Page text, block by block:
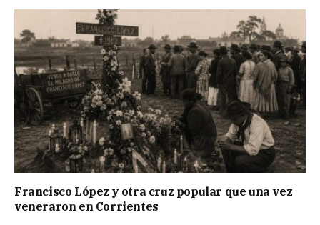
Francisco López y otra cruz popular que una vez
veneraron en Corrientes